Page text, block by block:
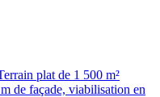
plat de 1 500 m²
de façade, viabilisation en